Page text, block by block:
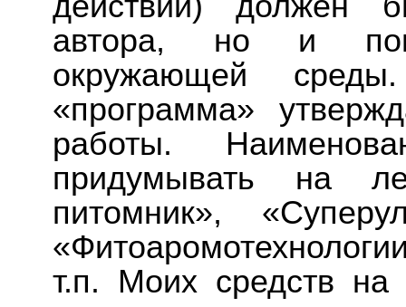
автора, но и
окружающей
«программа»
работы.
придумывать на
питомник»,
т.п. Моих средств